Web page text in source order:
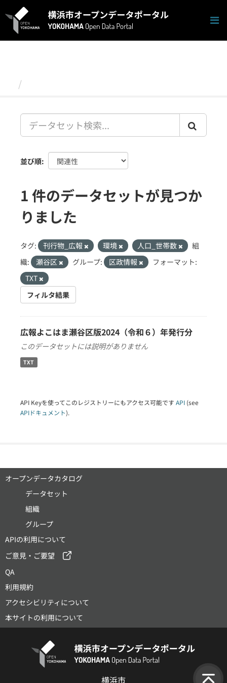
キ
並び順
1 件のデータセットが見つか
りました
タグ: 刊行物_広報 環境 人口_世帯数
組
織:
瀬谷区 グループ: 区政情報
フォーマット:
TXT
フィルタ結果
広報よこはま瀬谷区版2024（令和６）年発行分
このデータセットには説明がありません
TXT
API Keyを使ってこのレジストリーにもアクセス可能です API (see
APIドキュメント).
オープンデータカタログ
データセット
組織
グループ
APIの利用について
ご意見・ご要望
QA
利用規約
アクセシビリティについて
本サイトの利用について
横浜市